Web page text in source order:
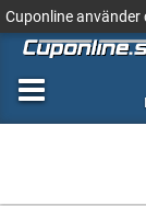
Cuponline använder